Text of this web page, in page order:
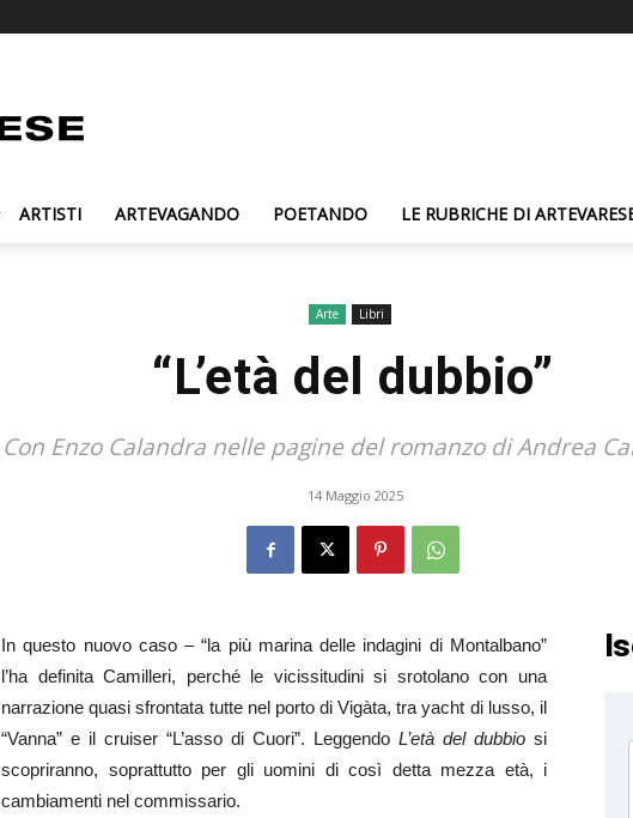
ARTISTI ARTEVAGANDO POETANDO LE RUBRICHE DI
Arte Libri
“L’età del dubbio”
Con Enzo Calandra nelle pagine del romanzo di Andrea
14 Maggio 2025
In questo nuovo caso – “la più marina delle indagini di Montalbano”
l’ha definita Camilleri, perché le vicissitudini si srotolano con una
narrazione quasi sfrontata tutte nel porto di Vigàta, tra yacht di lusso, il
“Vanna” e il cruiser “L’asso di Cuori”. Leggendo L’età del dubbio si
scopriranno, soprattutto per gli uomini di così detta mezza età, i
cambiamenti nel commissario.